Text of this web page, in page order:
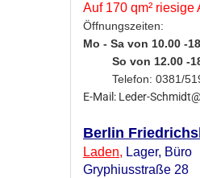
Auf 170 qm² riesige
Öffnungszeiten:
Mo - Sa von 10.00 -
So von 12.00 -
Telefon: 0381/
E-Mail: Leder-
Berlin
Laden, Lager, Büro
Gryphiusstraße 28